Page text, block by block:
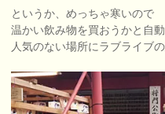
というか、めっちゃ寒いので
温かい飲み物を買おうかと自
人気のない場所にラブライブ